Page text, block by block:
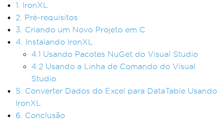
1. IronXL
2. Pré-requisitos
3. Criando um Novo Projeto em C
4. Instalando IronXL
4.1 Usando Pacotes NuGet do Visual Studio
4.2 Usando a Linha de Comando do Visual
Studio
5. Converter Dados do Excel para DataTable Usando
IronXL
6. Conclusão